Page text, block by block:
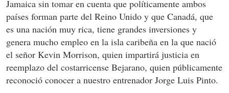
Jamaica sin tomar en cuenta que políticamente ambos
países forman parte del Reino Unido y que Canadá, que
es una nación muy rica, tiene grandes inversiones y
genera mucho empleo en la isla caribeña en la que nació
el señor Kevin Morrison, quien impartirá justicia en
reemplazo del costarricense Bejarano, quien públicamente
reconoció conocer a nuestro entrenador Jorge Luis Pinto.